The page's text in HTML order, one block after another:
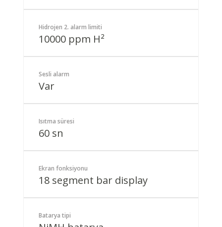
Hidrojen 2. alarm limiti
10000 ppm H²
Sesli alarm
Var
Isıtma süresi
60 sn
Ekran fonksiyonu
18 segment bar display
Batarya tipi